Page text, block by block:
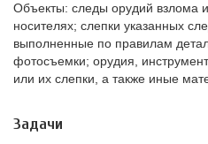
Объекты: следы орудий взлома
носителях; слепки указанных
выполненные по правилам
фотосъемки; орудия,
или их слепки, а также иные
Задачи